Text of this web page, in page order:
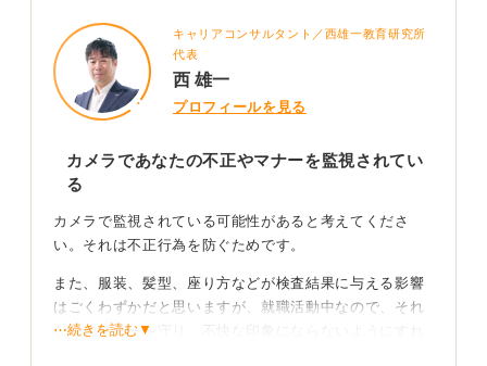
キャリアコンサルタント／西雄一教育研究所
代表
西 雄一
プロフィールを見る
カメラであなたの不正やマナーを監視されてい
る
カメラで監視されている可能性があると考えてくださ
い。それは不正行為を防ぐためです。
また、服装、髪型、座り方などが検査結果に与える影響
はごくわずかだと思いますが、就職活動中なので、それ
なりのマナーを守り、不快な印象にならないようにすれ
⋯続きを読む▼